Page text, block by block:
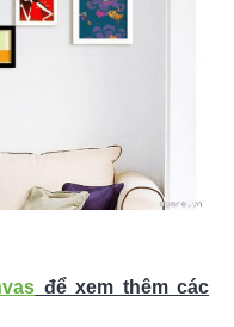
để xem thêm các